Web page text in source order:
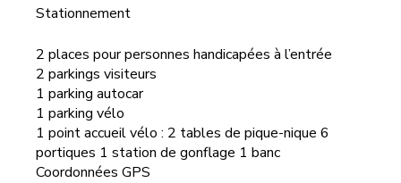
Stationnement
2 places pour personnes handicapées à l’entrée
2 parkings visiteurs
1 parking autocar
1 parking vélo
1 point accueil vélo : 2 tables de pique-nique 6
portiques 1 station de gonflage 1 banc
Coordonnées GPS